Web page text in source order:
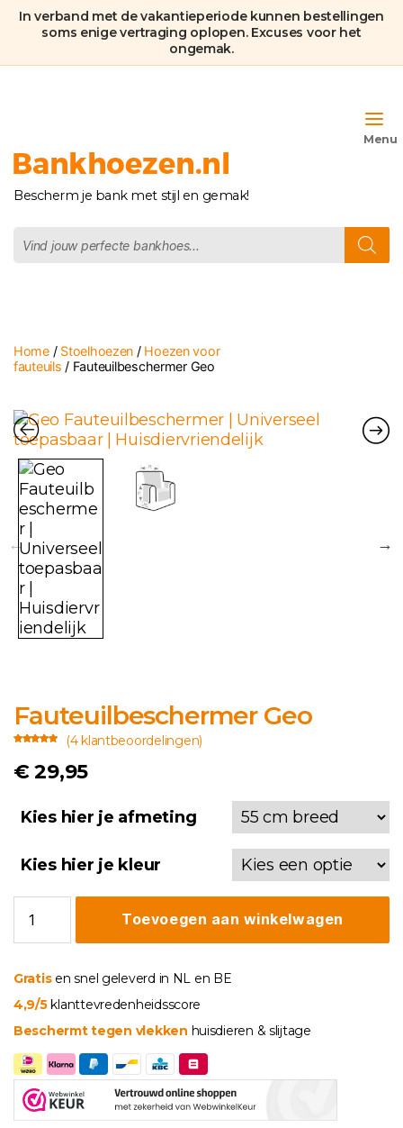
In verband met de vakantieperiode kunnen bestellingen
soms enige vertraging oplopen. Excuses voor het
ongemak.
Bankhoezen.nl
Bescherm je bank met stijl en gemak!
zoeken
Home/ Stoelhoezen / Hoezen voor
fauteuils / Fauteuilbeschermer Geo
Fauteuilbeschermer Geo
gebaseerd
opklant
(4klantbeoordelingen)
€29,95
Kies hier je afmeting
Kies hier je kleur
Fauteuilbeschermer
Geo
aantal
Toevoegen aan winkelwagen
Gratisen snel geleverd in NL en BE
4,9/5 klanttevredenheidsscore
Beschermt tegen vlekken huisdieren & slijtage